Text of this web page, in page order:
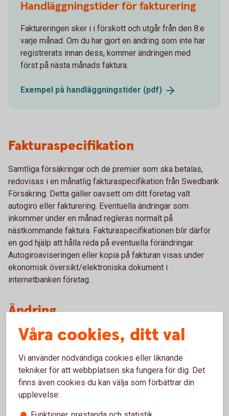
Handläggningstider för fakturering
Faktureringen sker i i förskott och utgår från den 8:e
varje månad. Om du har gjort en ändring som inte har
registrerats innan dess, kommer ändringen med
först på nästa månads faktura.
Exempel på handläggningstider (pdf)
Fakturaspecifikation
Samtliga försäkringar och de premier som ska betalas,
redovisas i en månatlig fakturaspecifikation från Swedbank
Försäkring. Detta gäller oavsett om ditt företag valt
autogiro eller fakturering. Eventuella ändringar som
inkommer under en månad regleras normalt på
nästkommande faktura. Fakturaspecifikationen blir därför
en god hjälp att hålla reda på eventuella förändringar.
Autogiroaviseringen eller kopia på fakturan visas under
ekonomisk översikt/elektroniska dokument i
internetbanken företag.
Ändring
Vill du byta konto för autogirobetalning, är du välkommen att
0454 - 30 44 00 så hjälper vi
dig. Du är också välkommen att besöka ett av våra kontor.
Hitta dittbankkontor .
Om premierna inte betalas i tid
Våra cookies, ditt val
Vi använder nödvändiga cookies eller liknande
tekniker för att webbplatsen ska fungera för dig. Det
finns även cookies du kan välja som förbättrar din
upplevelse: